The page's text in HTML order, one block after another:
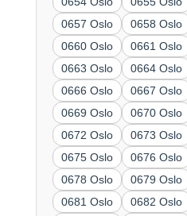
0657 Oslo
0658 Oslo
0660 Oslo
0661 Oslo
0663 Oslo
0664 Oslo
0666 Oslo
0667 Oslo
0669 Oslo
0670 Oslo
0672 Oslo
0673 Oslo
0675 Oslo
0676 Oslo
0678 Oslo
0679 Oslo
0681 Oslo
0682 Oslo